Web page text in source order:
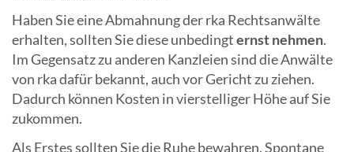
Haben Sie eine Abmahnung der rka Rechtsanwälte
erhalten, sollten Sie diese unbedingternst nehmen.
Im Gegensatz zu anderen Kanzleien sind die Anwälte
von rka dafür bekannt, auch vor Gericht zu ziehen.
Dadurch können Kosten in vierstelliger Höhe auf Sie
zukommen.
Als Erstes sollten Sie die Ruhe bewahren. Spontane